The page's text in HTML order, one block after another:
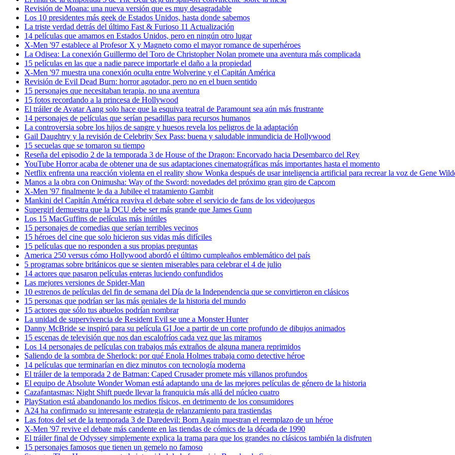
Revisión de Moana: una nueva versión que es muy desagradable
Los 10 presidentes más geek de Estados Unidos, hasta donde sabemos
La triste verdad detrás del último Fast & Furioso 11 Actualización
14 películas que amamos en Estados Unidos, pero en ningún otro lugar
X-Men '97 establece al Profesor X y Magneto como el mayor romance de superhéroes
La Odisea: La conexión Guillermo del Toro de Christopher Nolan promete una aventura más complicada
15 películas en las que a nadie parece importarle el daño a la propiedad
X-Men '97 muestra una conexión oculta entre Wolverine y el Capitán América
Revisión de Evil Dead Burn: horror agotador, pero no en el buen sentido
15 personajes que necesitaban terapia, no una aventura
15 fotos recordando a la princesa de Hollywood
El tráiler de Avatar Aang solo hace que la esquiva teatral de Paramount sea aún más frustrante
14 personajes de películas que serían pesadillas para recursos humanos
La controversia sobre los hijos de sangre y huesos revela los peligros de la adaptación
Gail Daughtry y la revisión de Celebrity Sex Pass: buena y saludable inmundicia de Hollywood
15 secuelas que se tomaron su tiempo
Reseña del episodio 2 de la temporada 3 de House of the Dragon: Encorvado hacia Desembarco del Rey
YouTube Horror acaba de obtener una de sus adaptaciones cinematográficas más importantes hasta el momento
Netflix enfrenta una reacción violenta en el reality show Wonka después de usar inteligencia artificial para recrear la voz de Gene
Manos a la obra con Onimusha: Way of the Sword: novedades del próximo gran giro de Capcom
X-Men '97 finalmente le da a Jubilee el tratamiento Gambit
Mankini del Capitán América reaviva el debate sobre el servicio de fans de los videojuegos
Supergirl demuestra que la DCU debe ser más grande que James Gunn
Los 15 MacGuffins de películas más inútiles
15 personajes de comedias que serían terribles vecinos
15 héroes del cine que solo hicieron sus vidas más difíciles
15 películas que no responden a sus propias preguntas
America 250 versus cómo Hollywood abordó el último cumpleaños emblemático del país
5 programas sobre británicos que se sienten miserables para celebrar el 4 de julio
14 actores que pasaron películas enteras luciendo confundidos
Las mejores versiones de Spider-Man
10 estrenos de películas del fin de semana del Día de la Independencia que se convirtieron en clásicos
15 personas que podrían ser las más geniales de la historia del mundo
15 actores que sólo tus abuelos podrían nombrar
La unidad de supervivencia de Resident Evil se une a Monster Hunter
Danny McBride se inspiró para su película GI Joe a partir de un corte profundo de dibujos animados
15 escenas de televisión que nos dan escalofríos cada vez que las miramos
Los 14 personajes de películas con trabajos más extraños de alguna manera reprimidos
Saliendo de la sombra de Sherlock: por qué Enola Holmes trabaja como detective héroe
14 películas que terminarían en diez minutos con tecnología moderna
El tráiler de la temporada 2 de Batman: Caped Crusader promete más villanos profundos
El equipo de Absolute Wonder Woman está adaptando una de las mejores películas de género de la historia
Cazafantasmas: Night Shift puede llevar la franquicia más allá del núcleo cuatro
PlayStation está abandonando los medios físicos, en detrimento de los consumidores
A24 ha confirmado su interesante estrategia de relanzamiento para trastiendas
Las fotos del set de la temporada 3 de Daredevil: Born Again muestran el reemplazo de un héroe
X-Men '97 revive el debate más candente en las tiendas de cómics de la década de 1990
El tráiler final de Odyssey simplemente explica la trama para que los grandes no clásicos también la disfruten
15 personajes famosos que tienen un gemelo no famoso